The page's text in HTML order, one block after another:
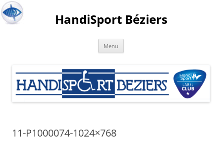
HandiSport Béziers
Menu
11-P1000074-1024×768